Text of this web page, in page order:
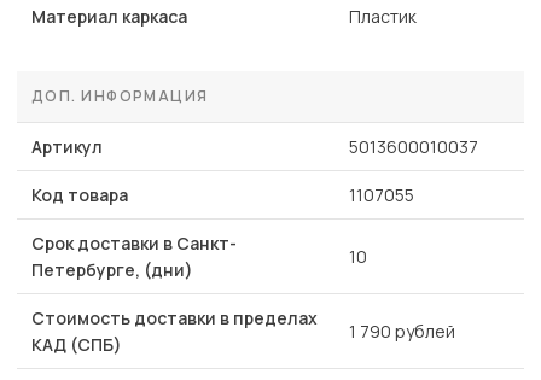
Материал каркаса Пластик
ДОП. ИНФОРМАЦИЯ
Артикул 5013600010037
Код товара 1107055
Срок доставки в Санкт-
Петербурге, (дни)
10
Стоимость доставки в пределах
КАД (СПБ)
1 790 рублей